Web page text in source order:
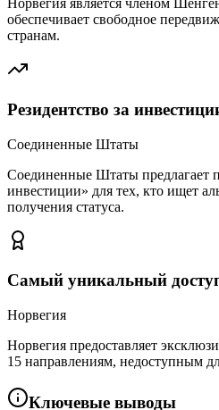
Норвегия является членом
обеспечивает свободное
странам.
Резидентство за
Соединенные Штаты
Соединенные Штаты предлагает
инвестиции» для тех, кто ищет
получения статуса.
Самый уникальный
Норвегия
Норвегия предоставляет
15 направлениям, недоступным
Ключевые выводы